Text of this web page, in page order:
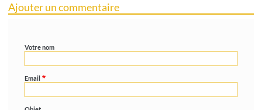
Ajouter un commentaire
Votre nom
Email